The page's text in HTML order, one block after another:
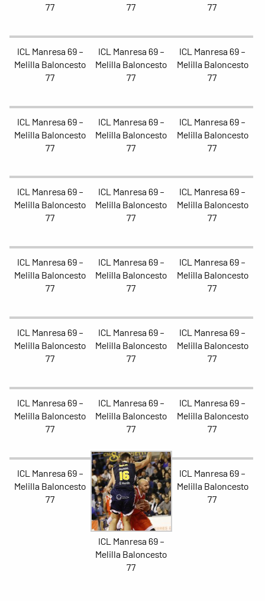
77
77
77
ICL Manresa 69 –
Melilla Baloncesto
77
ICL Manresa 69 –
Melilla Baloncesto
77
ICL Manresa 69 –
Melilla Baloncesto
77
ICL Manresa 69 –
Melilla Baloncesto
77
ICL Manresa 69 –
Melilla Baloncesto
77
ICL Manresa 69 –
Melilla Baloncesto
77
ICL Manresa 69 –
Melilla Baloncesto
77
ICL Manresa 69 –
Melilla Baloncesto
77
ICL Manresa 69 –
Melilla Baloncesto
77
ICL Manresa 69 –
Melilla Baloncesto
77
ICL Manresa 69 –
Melilla Baloncesto
77
ICL Manresa 69 –
Melilla Baloncesto
77
ICL Manresa 69 –
Melilla Baloncesto
77
ICL Manresa 69 –
Melilla Baloncesto
77
ICL Manresa 69 –
Melilla Baloncesto
77
ICL Manresa 69 –
Melilla Baloncesto
77
ICL Manresa 69 –
Melilla Baloncesto
77
ICL Manresa 69 –
Melilla Baloncesto
77
ICL Manresa 69 –
Melilla Baloncesto
77
ICL Manresa 69 –
Melilla Baloncesto
77
ICL Manresa 69 –
Melilla Baloncesto
77